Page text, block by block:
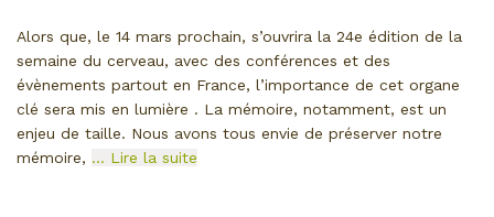
Alors que, le 14 mars prochain, s’ouvrira la 24e édition de la
semaine du cerveau, avec des conférences et des
évènements partout en France, l’importance de cet organe
clé sera mis en lumière . La mémoire, notamment, est un
enjeu de taille. Nous avons tous envie de préserver notre
mémoire, … Lire la suite